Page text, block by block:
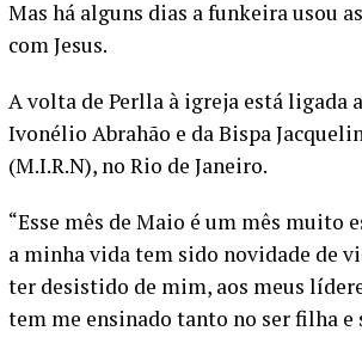
Mas há alguns dias a funkeira usou
com Jesus.
A volta de Perlla à igreja está ligada
Ivonélio Abrahão e da Bispa
(M.I.R.N), no Rio de Janeiro.
“Esse mês de Maio é um mês muito
a minha vida tem sido novidade de
ter desistido de mim, aos meus
tem me ensinado tanto no ser filha e